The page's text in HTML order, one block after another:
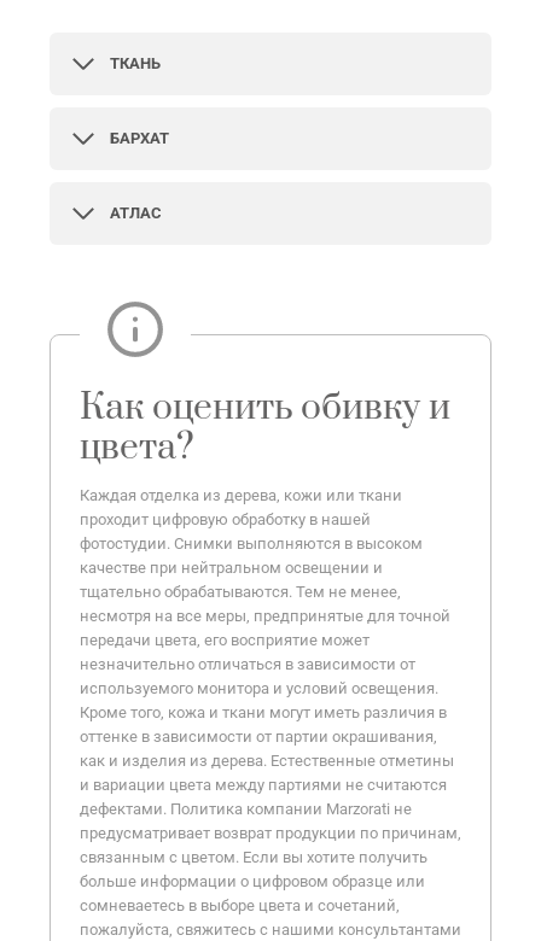
ТКАНЬ
БАРХАТ
АТЛАС
Как оценить обивку и
цвета?
Каждая отделка из дерева, кожи или ткани
проходит цифровую обработку в нашей
фотостудии. Снимки выполняются в высоком
качестве при нейтральном освещении и
тщательно обрабатываются. Тем не менее,
несмотря на все меры, предпринятые для точной
передачи цвета, его восприятие может
незначительно отличаться в зависимости от
используемого монитора и условий освещения.
Кроме того, кожа и ткани могут иметь различия в
оттенке в зависимости от партии окрашивания,
как и изделия из дерева. Естественные отметины
и вариации цвета между партиями не считаются
дефектами. Политика компании Marzorati не
предусматривает возврат продукции по причинам,
связанным с цветом. Если вы хотите получить
больше информации о цифровом образце или
сомневаетесь в выборе цвета и сочетаний,
пожалуйста, свяжитесь с нашими консультантами